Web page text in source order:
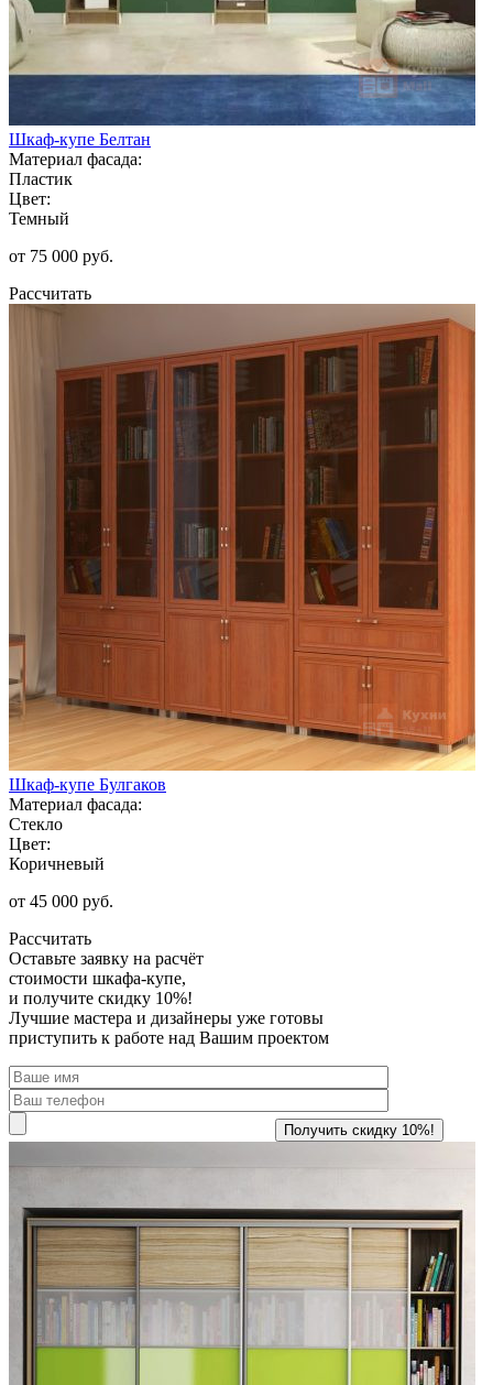
Шкаф-купе Белтан
Материал фасада:
Пластик
Цвет:
Темный
от 75 000 руб.
Рассчитать
Шкаф-купе Булгаков
Материал фасада:
Стекло
Цвет:
Коричневый
от 45 000 руб.
Рассчитать
Оставьте заявку на расчёт
стоимости шкафа-купе,
и получите скидку 10%!
Лучшие мастера и дизайнеры уже готовы
приступить к работе над Вашим проектом